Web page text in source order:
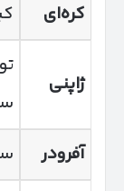
کره‌ای
ژاپنی
آفرودر